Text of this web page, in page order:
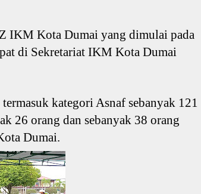
IKM Kota Dumai yang dimulai pada
di Sekretariat IKM Kota Dumai
kategori Asnaf sebanyak 121
26 orang dan sebanyak 38 orang
Dumai.